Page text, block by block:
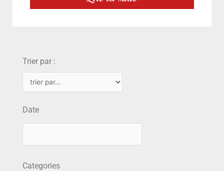
Trier par :
Date
Categories